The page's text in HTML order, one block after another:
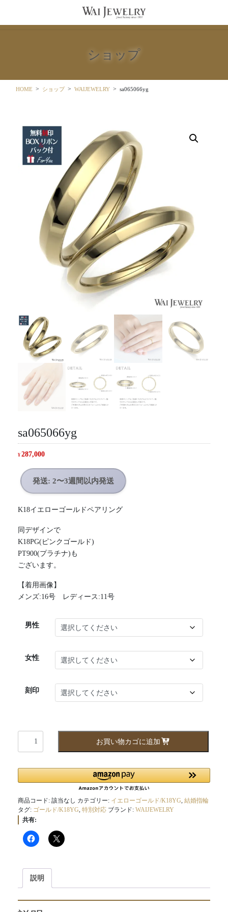
テ
動
ゲ
に
ショップ
HOME ショップ WAIJEWELRY sa065066yg
sa065066yg
¥ 287,000
発送: 2〜3週間以内発送
K18イエローゴールドペアリング
同デザインで
K18PG(ピンクゴールド)
PT900(プラチナ)も
ございます。
【着用画像】
メンズ:16号 レディース:11号
男性
女性
刻印
お買い物カゴに追加
商品コード: 該当なし カテゴリー: イエローゴールド/K18YG, 結婚指輪
タグ: ゴールド/K18YG, 特別対応 ブランド: WAIJEWELRY
共有:
説明